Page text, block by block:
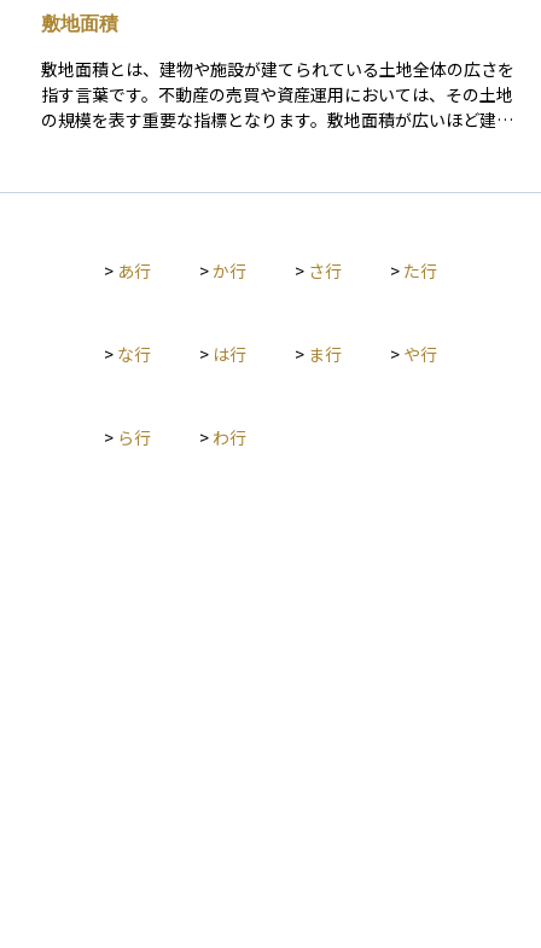
質的に制限されることになります。 資産運用の観点では、土地
や不動産を購入する際にセットバックが必要かどうかは重要な
確認事項であり、将来の資産価値や収益性に影響を与える可能
性があるため注意が必要です。
敷地面積
敷地面積とは、建物や施設が建てられている土地全体の広さを
指す言葉です。不動産の売買や資産運用においては、その土地
の規模を表す重要な指標となります。敷地面積が広いほど建物
将来的な活用方法を考える際の基本的な情報となり、他の指標
> あ行 >か行 > さ行 > た行
> な行 > は行 > ま行 > や行
> ら行 > わ行